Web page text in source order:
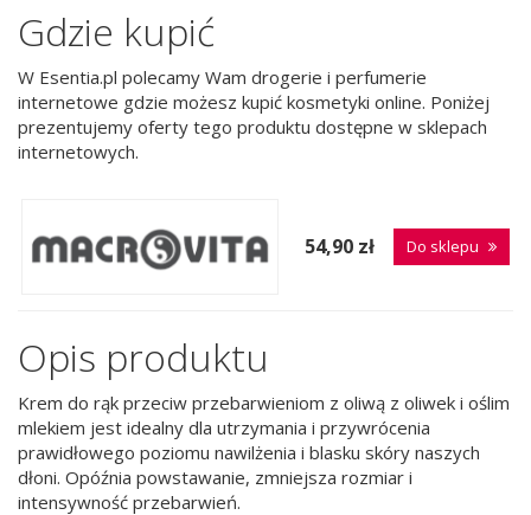
Gdzie kupić
W Esentia.pl polecamy Wam drogerie i perfumerie
internetowe gdzie możesz kupić kosmetyki online. Poniżej
prezentujemy oferty tego produktu dostępne w sklepach
internetowych.
54,90 zł Do sklepu
Opis produktu
Krem do rąk przeciw przebarwieniom z oliwą z oliwek i oślim
mlekiem jest idealny dla utrzymania i przywrócenia
prawidłowego poziomu nawilżenia i blasku skóry naszych
dłoni. Opóźnia powstawanie, zmniejsza rozmiar i
intensywność przebarwień.